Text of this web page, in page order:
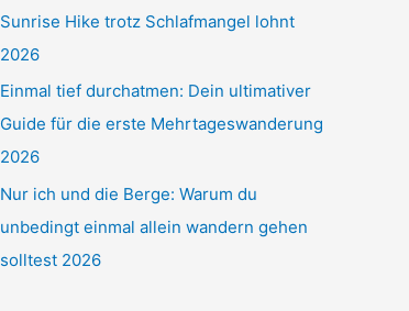
Sunrise Hike trotz Schlafmangel lohnt
2026
Einmal tief durchatmen: Dein ultimativer
Guide für die erste Mehrtageswanderung
2026
Nur ich und die Berge: Warum du
unbedingt einmal allein wandern gehen
solltest 2026